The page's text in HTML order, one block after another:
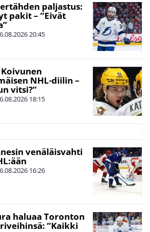
paljastus:
pakit – ”Eivät
20:45
NHL-diilin –
vitsi?”
18:15
venäläisvahti
16:26
haluaa Toronton
”Kaikki